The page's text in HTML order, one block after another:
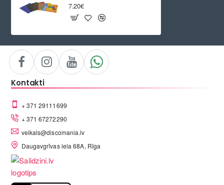
7.20€
Kontakti
+ 371 29111699
+ 371 67272290
veikals@discomania.lv
Daugavgrīvas iela 68A, Rīga